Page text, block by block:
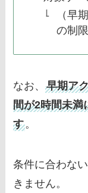
（早
の制
なお、早期ア
間が2時間未満
す。
条件に合わな
きません。